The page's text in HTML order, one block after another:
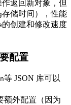
作返回新对象，但
存储时间），性能
的创建和修改速度
配置
等 JSON 库可以
额外配置（因为